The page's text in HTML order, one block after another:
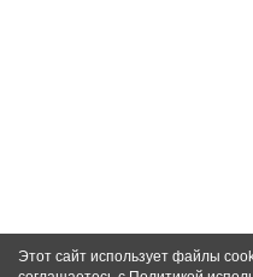
Этот сайт использует файлы